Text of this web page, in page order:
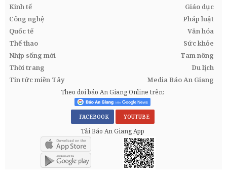
Kinh tế
Giáo dục
Công nghệ
Pháp luật
Quốc tế
Văn hóa
Thể thao
Sức khỏe
Nhịp sống mới
Tam nông
Thời trang
Du lịch
Tin tức miền Tây
Media Báo An Giang
Theo dõi báo An Giang Online trên:
FACEBOOK YOUTUBE
Tải Báo An Giang App